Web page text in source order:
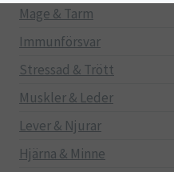
Mage & Tarm
Immunförsvar
Stressad & Trött
Muskler & Leder
Lever & Njurar
Hjärna & Minne